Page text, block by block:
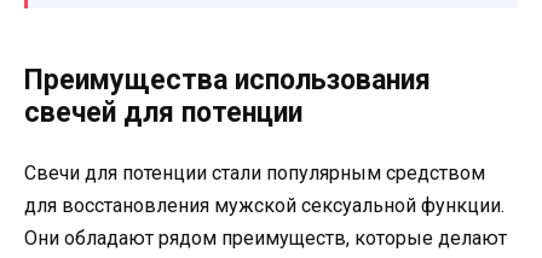
Преимущества использования
свечей для потенции
Свечи для потенции стали популярным средством
для восстановления мужской сексуальной функции.
Они обладают рядом преимуществ, которые делают